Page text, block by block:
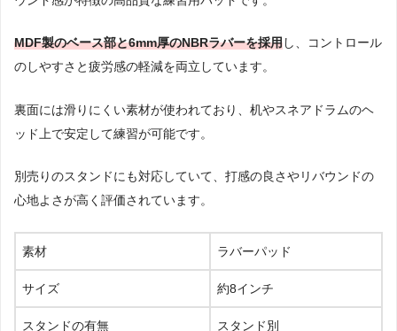
MDF製のベース部と6mm厚のNBRラバーを採用し、コントロール
のしやすさと疲労感の軽減を両立しています。
裏面には滑りにくい素材が使われており、机やスネアドラムのヘ
ッド上で安定して練習が可能です。
別売りのスタンドにも対応していて、打感の良さやリバウンドの
心地よさが高く評価されています。
素材 ラバーパッド
サイズ 約8インチ
スタンドの有無 スタンド別